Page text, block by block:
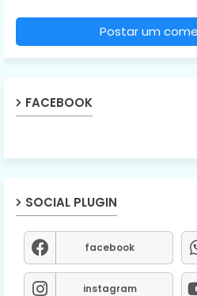
Postar um
FACEBOOK
SOCIAL PLUGIN
facebook
instagram